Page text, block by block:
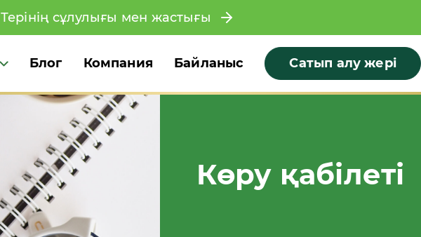
Терінің сұлулығы мен жастығы
Блог Компания Байланыс Сатып алу жері
Көру қабілеті